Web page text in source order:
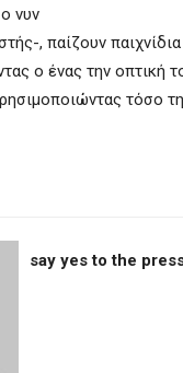
νυν
, παίζουν
ο ένας την οπτική
τόσο
say yes to the